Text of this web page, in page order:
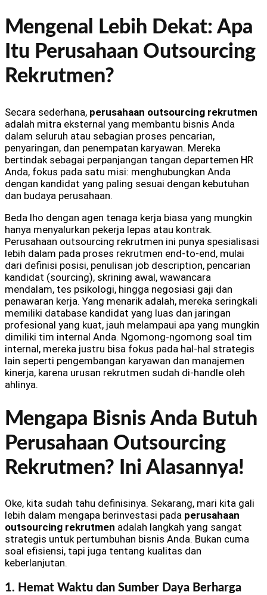
Mengenal Lebih Dekat: Apa
Itu Perusahaan Outsourcing
Rekrutmen?
Secara sederhana, perusahaan outsourcing rekrutmen
adalah mitra eksternal yang membantu bisnis Anda
dalam seluruh atau sebagian proses pencarian,
penyaringan, dan penempatan karyawan. Mereka
bertindak sebagai perpanjangan tangan departemen HR
Anda, fokus pada satu misi: menghubungkan Anda
dengan kandidat yang paling sesuai dengan kebutuhan
dan budaya perusahaan.
Beda lho dengan agen tenaga kerja biasa yang mungkin
hanya menyalurkan pekerja lepas atau kontrak.
Perusahaan outsourcing rekrutmen ini punya spesialisasi
lebih dalam pada proses rekrutmen end-to-end, mulai
dari definisi posisi, penulisan job description, pencarian
kandidat (sourcing), skrining awal, wawancara
mendalam, tes psikologi, hingga negosiasi gaji dan
penawaran kerja. Yang menarik adalah, mereka seringkali
memiliki database kandidat yang luas dan jaringan
profesional yang kuat, jauh melampaui apa yang mungkin
dimiliki tim internal Anda. Ngomong-ngomong soal tim
internal, mereka justru bisa fokus pada hal-hal strategis
lain seperti pengembangan karyawan dan manajemen
kinerja, karena urusan rekrutmen sudah di-handle oleh
ahlinya.
Mengapa Bisnis Anda Butuh
Perusahaan Outsourcing
Rekrutmen? Ini Alasannya!
Oke, kita sudah tahu definisinya. Sekarang, mari kita gali
lebih dalam mengapa berinvestasi pada perusahaan
outsourcing rekrutmen adalah langkah yang sangat
strategis untuk pertumbuhan bisnis Anda. Bukan cuma
soal efisiensi, tapi juga tentang kualitas dan
keberlanjutan.
1. Hemat Waktu dan Sumber Daya Berharga